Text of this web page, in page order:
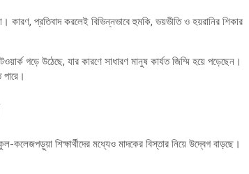
প্রতিবাদ করলেই বিভিন্নভাবে হুমকি, ভয়ভীতি ও হয়রানির শিকার
গড়ে উঠেছে, যার কারণে সাধারণ মানুষ কার্যত জিম্মি হয়ে পড়েছেন।
শিক্ষার্থীদের মধ্যেও মাদকের বিস্তার নিয়ে উদ্বেগ বাড়ছে।